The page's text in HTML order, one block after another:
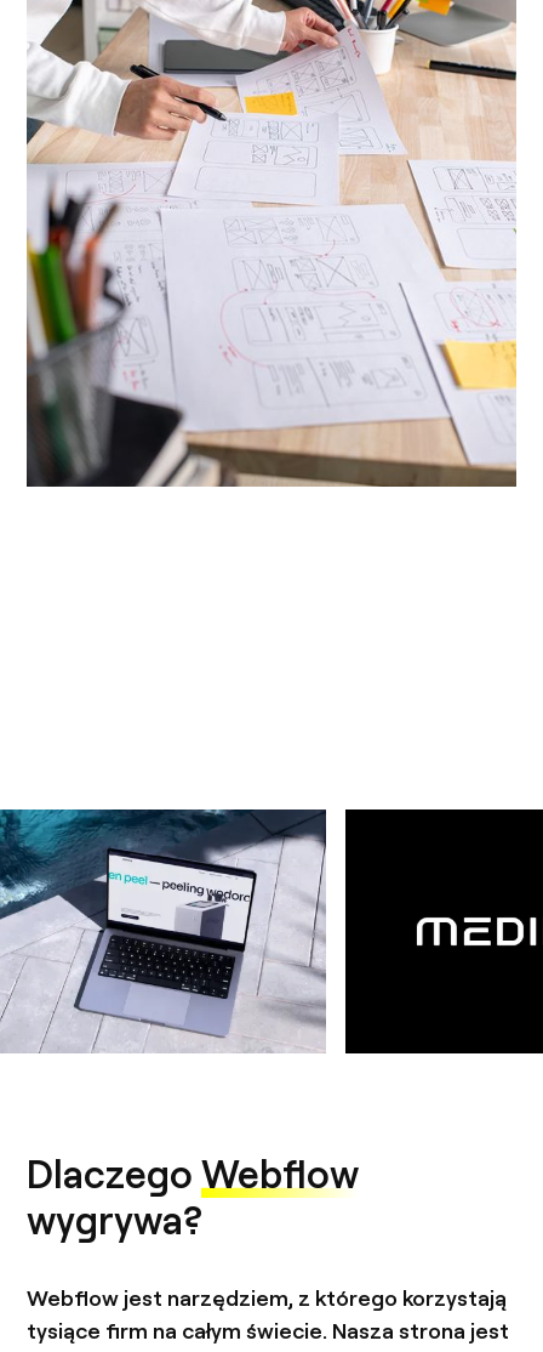
DlaczegoWebflow
wygrywa?
Webflow jest narzędziem, z którego korzystają
tysiące firm na całym świecie. Nasza strona jest